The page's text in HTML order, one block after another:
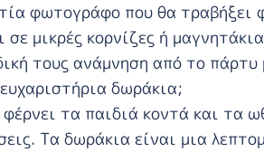
φωτογράφο που θα τραβήξει
σε μικρές κορνίζες ή
τους ανάμνηση από το πάρτυ
δωράκια;
τα παιδιά κοντά και τα
Τα δωράκια είναι μια